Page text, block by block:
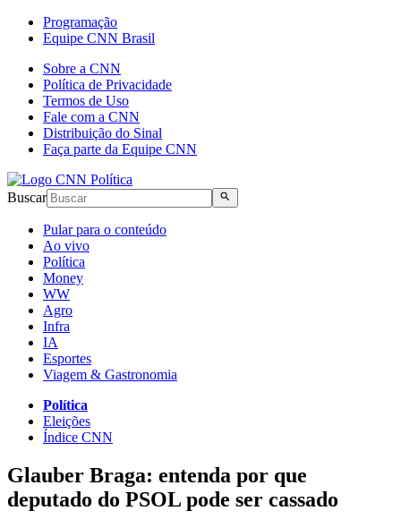
Programação
Equipe CNN Brasil
Sobre a CNN
Política de Privacidade
Termos de Uso
Fale com a CNN
Distribuição do Sinal
Faça parte da Equipe CNN
Buscar
Pular para o conteúdo
Ao vivo
Política
Money
WW
Agro
Infra
IA
Esportes
Viagem & Gastronomia
Política
Eleições
Índice CNN
Glauber Braga: entenda por que
deputado do PSOL pode ser cassado